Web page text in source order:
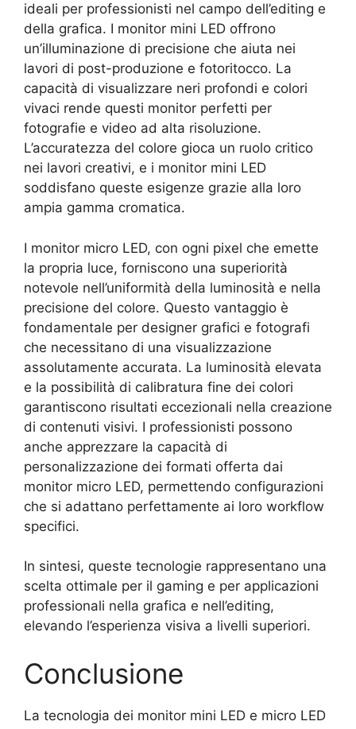
ideali per professionisti nel campo dell’editing e
della grafica. I monitor mini LED offrono
un’illuminazione di precisione che aiuta nei
lavori di post-produzione e fotoritocco. La
capacità di visualizzare neri profondi e colori
vivaci rende questi monitor perfetti per
fotografie e video ad alta risoluzione.
L’accuratezza del colore gioca un ruolo critico
nei lavori creativi, e i monitor mini LED
soddisfano queste esigenze grazie alla loro
ampia gamma cromatica.
I monitor micro LED, con ogni pixel che emette
la propria luce, forniscono una superiorità
notevole nell’uniformità della luminosità e nella
precisione del colore. Questo vantaggio è
fondamentale per designer grafici e fotografi
che necessitano di una visualizzazione
assolutamente accurata. La luminosità elevata
e la possibilità di calibratura fine dei colori
garantiscono risultati eccezionali nella creazione
di contenuti visivi. I professionisti possono
anche apprezzare la capacità di
personalizzazione dei formati offerta dai
monitor micro LED, permettendo configurazioni
che si adattano perfettamente ai loro workflow
specifici.
In sintesi, queste tecnologie rappresentano una
scelta ottimale per il gaming e per applicazioni
professionali nella grafica e nell’editing,
elevando l’esperienza visiva a livelli superiori.
Conclusione
La tecnologia dei monitor mini LED e micro LED